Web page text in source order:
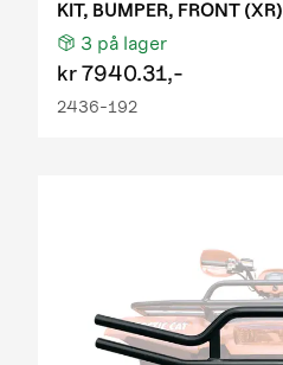
KIT, BUMPER, FRONT (XR)
3 på lager
kr7940.31,-
2436-192